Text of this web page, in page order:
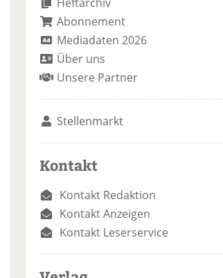
Abonnement
Mediadaten 2026
Über uns
Unsere Partner
Stellenmarkt
Kontakt
Kontakt Redaktion
Kontakt Anzeigen
Kontakt Leserservice